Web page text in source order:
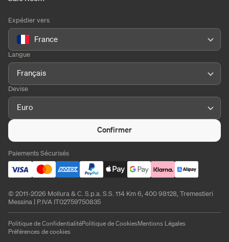
Expédier vers
France
Langue
Français
Devise
Euro
Confirmer
Paiements Sécurisés
© 2011-2026 Mollura & C. S.p.a. S.S. 114 Km 6, 400 98128, Tremestieri
Messina | P.IVA IT02759750835
Politique de ConfidentialitéPolitique de CookiesMentions Légales
Préférences de cookies